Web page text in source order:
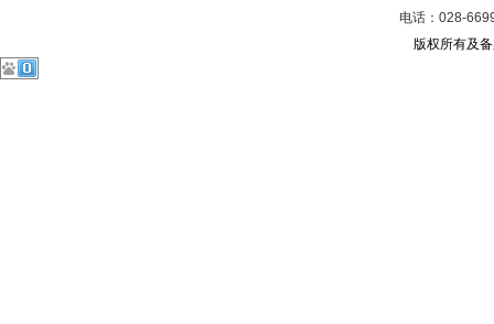
电话：028-
版权所有及